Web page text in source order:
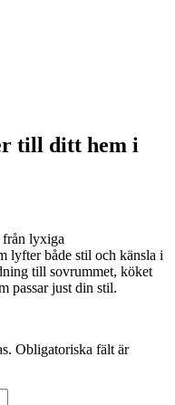
till ditt hem i
från lyxiga
lyfter både stil och känsla i
till sovrummet, köket
passar just din stil.
Obligatoriska fält är